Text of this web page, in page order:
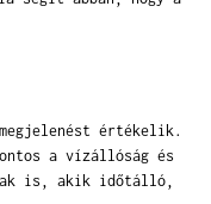
értékelik.
a vízállóság és
is, akik időtálló,